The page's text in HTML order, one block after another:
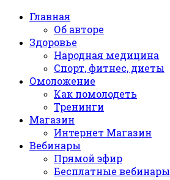
Главная
Об авторе
Здоровье
Народная медицина
Спорт, фитнес, диеты
Омоложение
Как помолодеть
Тренинги
Магазин
Интернет Магазин
Вебинары
Прямой эфир
Бесплатные вебинары